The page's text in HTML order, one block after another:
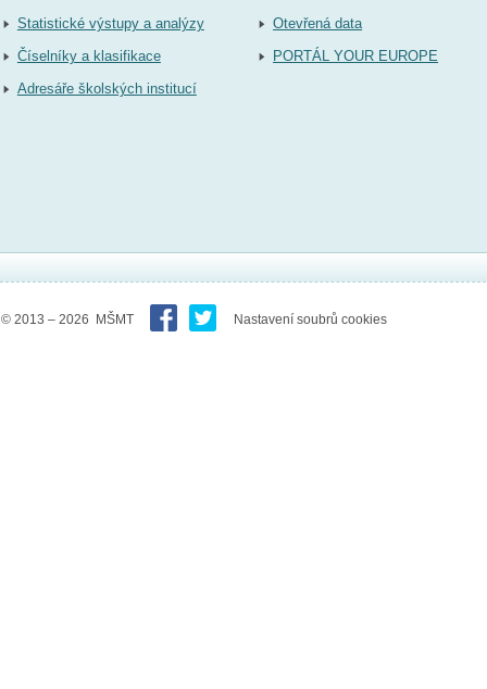
Statistické výstupy a analýzy
Číselníky a klasifikace
Adresáře školských institucí
Otevřená data
PORTÁL YOUR EUROPE
© 2013 – 2026 MŠMT Nastavení soubrů cookies